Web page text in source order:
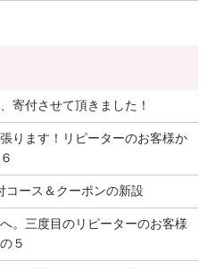
寄付させて頂きました！
ります！リピーターのお客様か
コース＆クーポンの新設
。三度目のリピーターのお客様
５